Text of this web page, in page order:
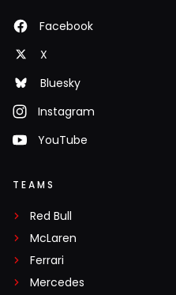
Facebook
X
Bluesky
Instagram
YouTube
TEAMS
Red Bull
McLaren
Ferrari
Mercedes